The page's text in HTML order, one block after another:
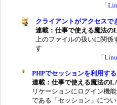
「
クライアントがアクセスで
連載：仕事で使える魔法の
上のファイルの扱いに関係
す
「
PHPでセッションを利用す
連載：仕事で使える魔法の
リケーションにログイン機
である「セッション」につ